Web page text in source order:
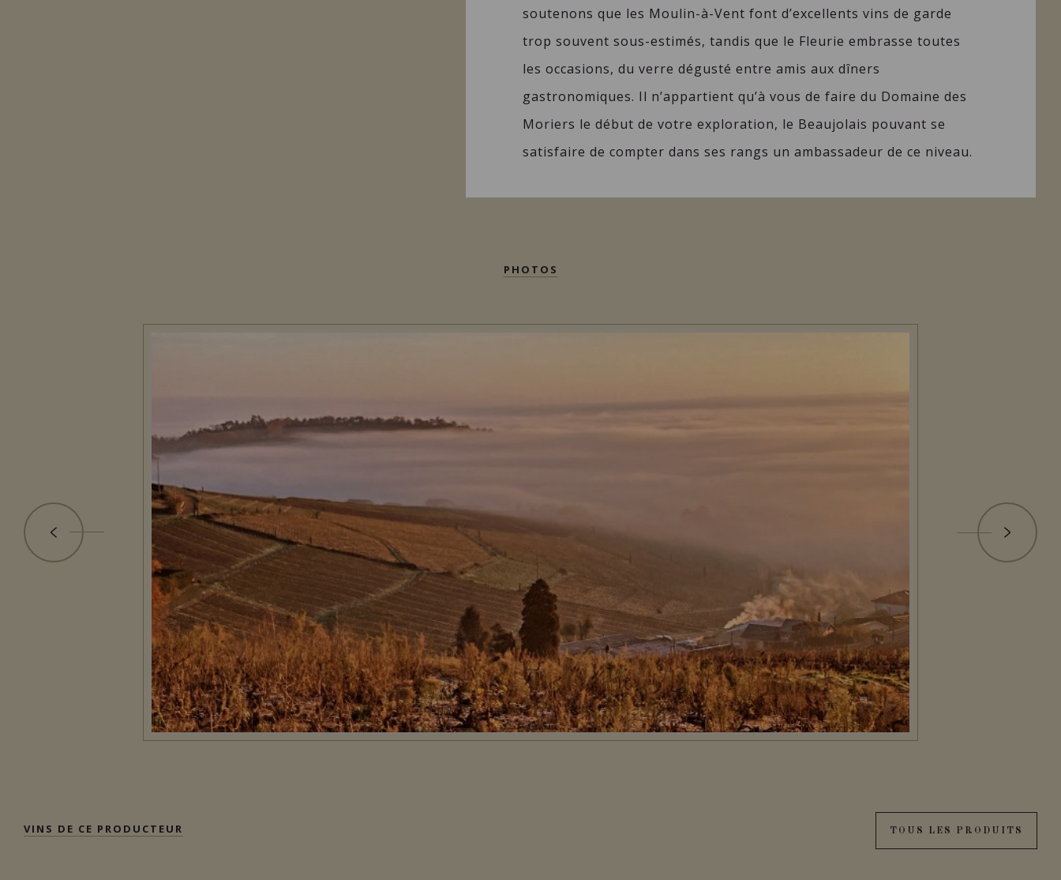
soutenons que les Moulin-à-Vent font d’excellents vins de garde
trop souvent sous-estimés, tandis que le Fleurie embrasse toutes
les occasions, du verre dégusté entre amis aux dîners
gastronomiques. Il n’appartient qu’à vous de faire du Domaine des
Moriers le début de votre exploration, le Beaujolais pouvant se
satisfaire de compter dans ses rangs un ambassadeur de ce niveau.
PHOTOS
VINS DE CE PRODUCTEUR TOUS LES PRODUITS